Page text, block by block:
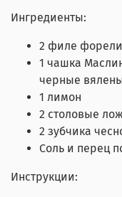
Ингредиенты:
2 филе форели
1 чашка
черные
1 лимон
2 столовые
2 зубчика
Соль и перец
Инструкции: